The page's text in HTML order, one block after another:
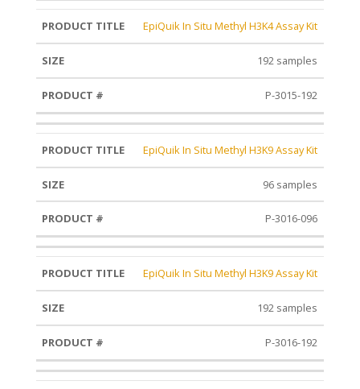
EpiQuik In Situ Methyl H3K4 Assay Kit
192 samples
P-3015-192
EpiQuik In Situ Methyl H3K9 Assay Kit
96 samples
P-3016-096
EpiQuik In Situ Methyl H3K9 Assay Kit
192 samples
P-3016-192